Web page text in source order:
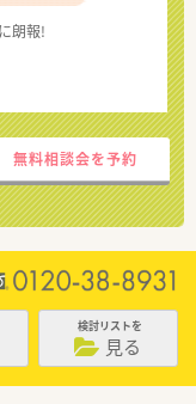
朗報!
無料相談会を予約
検討リストを
見る